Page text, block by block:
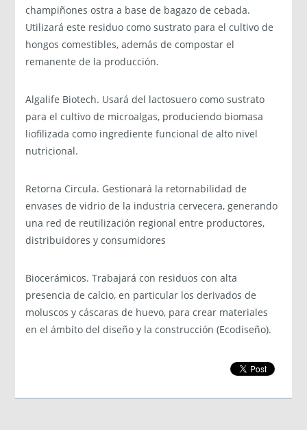
champiñones ostra a base de bagazo de cebada.
Utilizará este residuo como sustrato para el cultivo de
hongos comestibles, además de compostar el
remanente de la producción.
Algalife Biotech. Usará del lactosuero como sustrato
para el cultivo de microalgas, produciendo biomasa
liofilizada como ingrediente funcional de alto nivel
nutricional.
Retorna Circula. Gestionará la retornabilidad de
envases de vidrio de la industria cervecera, generando
una red de reutilización regional entre productores,
distribuidores y consumidores
Biocerámicos. Trabajará con residuos con alta
presencia de calcio, en particular los derivados de
moluscos y cáscaras de huevo, para crear materiales
en el ámbito del diseño y la construcción (Ecodiseño).